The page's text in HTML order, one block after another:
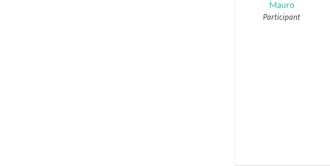
Mauro
Participant